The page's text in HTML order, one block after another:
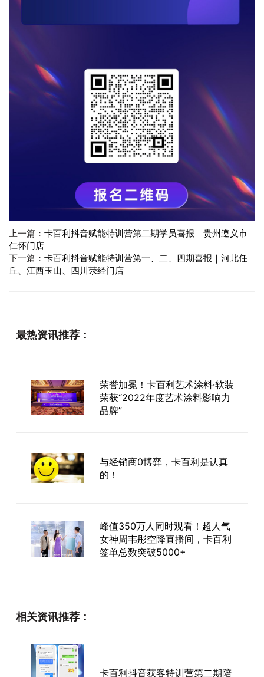
上一篇： 卡百利抖音赋能特训营第二期学员喜报｜贵州遵义市
仁怀门店
下一篇： 卡百利抖音赋能特训营第一、二、四期喜报｜河北任
丘、江西玉山、四川荥经门店
最热资讯推荐：
荣誉加冕！卡百利艺术涂料·软装
荣获“2022年度艺术涂料影响力
品牌”
与经销商0博弈，卡百利是认真
的！
峰值350万人同时观看！超人气
女神周韦彤空降直播间，卡百利
签单总数突破5000+
净醛都灵雅绒丨“静音模式”不只
相关资讯推荐：
卡百利抖音获客特训营第二期陪